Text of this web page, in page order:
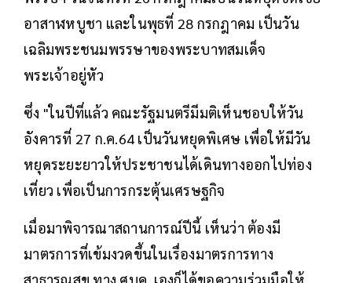
อาสาฬหบูชา และในพุธที่ 28 กรกฎาคม เป็นวัน
เฉลิมพระชนมพรรษาของพระบาทสมเด็จ
พระเจ้าอยู่หัว
ซึ่ง "ในปีที่แล้ว คณะรัฐมนตรีมีมติเห็นชอบให้วัน
อังคารที่ 27 ก.ค.64 เป็นวันหยุดพิเศษ เพื่อให้มีวัน
หยุดระยะยาวให้ประชาชนได้เดินทางออกไปท่อง
เที่ยว เพื่อเป็นการกระตุ้นเศรษฐกิจ
เมื่อมาพิจารณาสถานการณ์ปีนี้ เห็นว่า ต้องมี
มาตรการที่เข้มงวดขึ้นในเรื่องมาตรการทาง